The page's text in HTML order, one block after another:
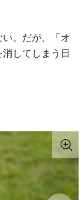
。だが、「オ
してしまう日